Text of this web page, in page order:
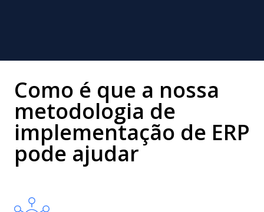
Como é que a nossa
metodologia de
implementação de ERP
pode ajudar